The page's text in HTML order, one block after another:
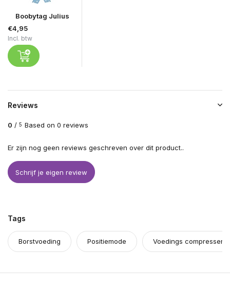
Boobytag Julius
€4,95
Incl. btw
Reviews
0 / 5 Based on 0 reviews
Er zijn nog geen reviews geschreven over dit product..
Schrijf je eigen review
Tags
Borstvoeding Positiemode Voedings compressen